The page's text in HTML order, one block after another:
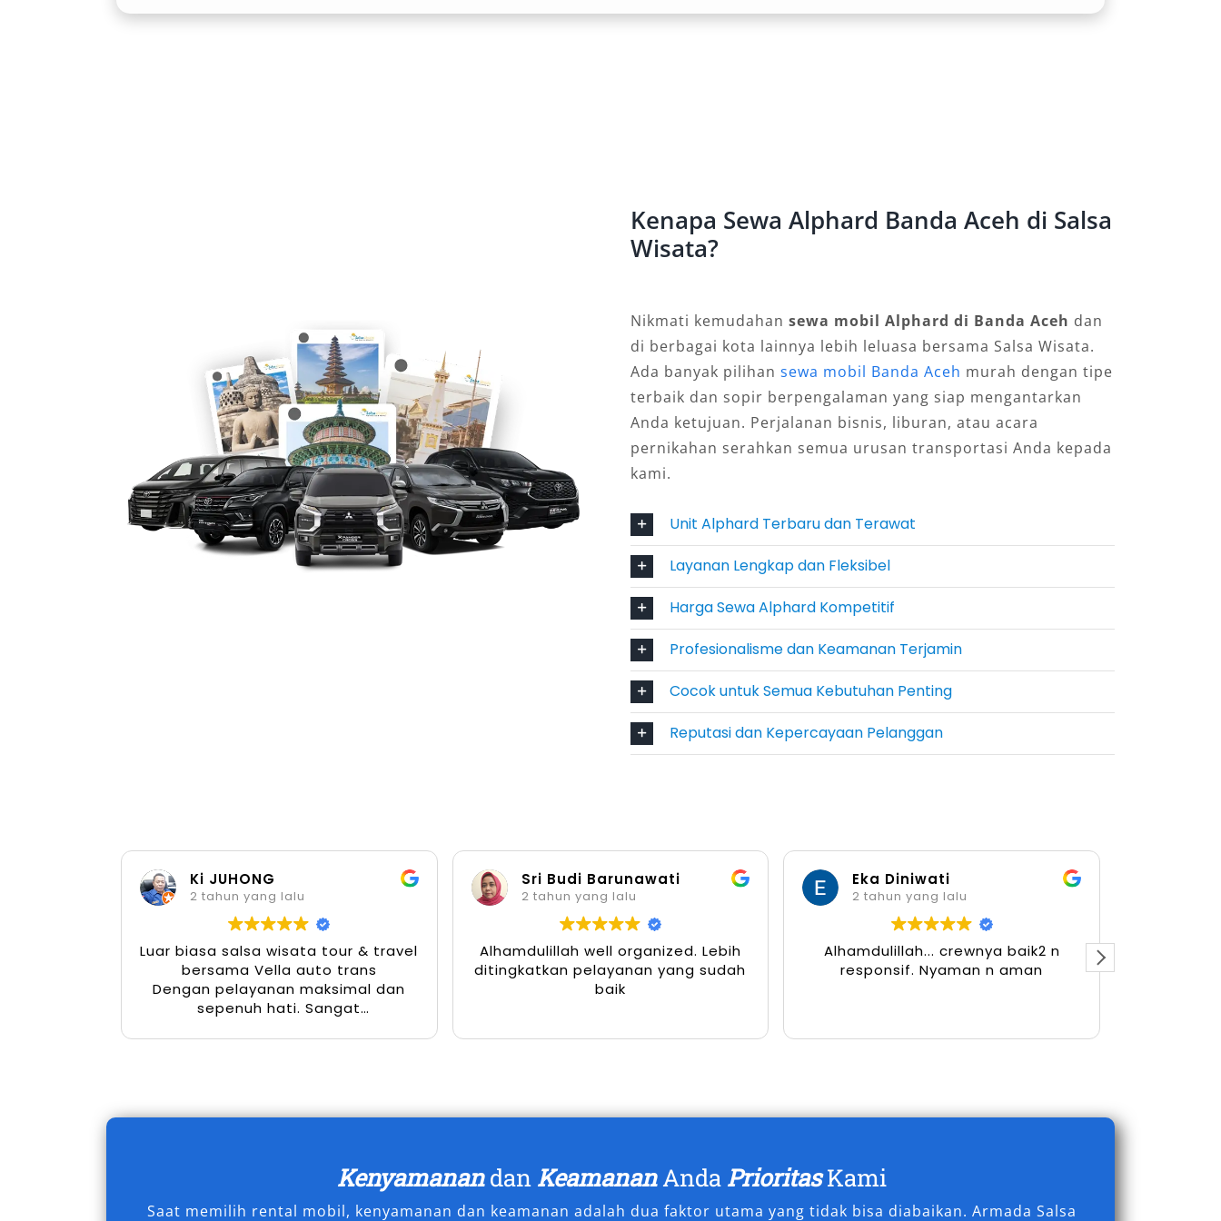
wisatawan yang memerlukan transportasi eksklusif untuk keperluan
hanya kendaraan biasa, tetapi bagian dari representasi citra diri. Oleh
karena itu, banyak pelaku bisnis maupun penyelenggara acara besar di
Banda Aceh memilih kendaraan ini sebagai sarana mobilitas tamu-tamu
4. Pilihan Layanan yang Variatif dan Efisien
Layanan sewa Alphard Banda Aceh saat ini tersedia dalam berbagai opsi:
harian, mingguan, bahkan bulanan, serta dengan sopir atau lepas kunci. Hal
ini memungkinkan pelanggan menyesuaikan kebutuhan secara fleksibel,
tanpa mengorbankan kualitas layanan. Fitur seperti layanan antar-jemput
ke hotel, bandara, maupun lokasi khusus juga memperkuat keunggulan
yang ditawarkan penyedia rental Alphard Banda Aceh terpercaya.
5. Performa Mesin Tangguh dan Aman untuk Jarak
Dengan mesin bertenaga dan sistem suspensi yang stabil, Alphard sangat
ideal untuk perjalanan lintas kota atau wisata ke destinasi alam di sekitar
Aceh, seperti Sabang, Takengon, atau Lamno. Keamanan pun jadi prioritas,
karena kendaraan ini dilengkapi berbagai fitur keselamatan aktif dan pasif,
sehingga penumpang merasa tenang selama perjalanan. Bagi mereka yang
ingin mengeksplorasi keindahan Aceh tanpa kompromi soal kenyamanan,
Mobilitas di kota Banda Aceh bisa sangat dinamis, terutama saat ada
agenda padat. Dengan rental Alphard Banda Aceh, pelanggan dapat
mengatur waktu secara optimal tanpa perlu khawatir soal parkir, arah jalan,
atau kondisi kendaraan. Apalagi jika menggunakan layanan dengan sopir
profesional, pengalaman berkendara menjadi lebih santai dan produktif—
baik untuk urusan pekerjaan maupun kunjungan pribadi.
yang sebanding dengan kebutuhan, nilai waktu, dan ekspektasi pelanggan.
Baik untuk keperluan wisata eksklusif, agenda bisnis, atau momen istimewa,
Kenapa Sewa Alphard Banda Aceh di Salsa
Wisata?
Nikmati kemudahansewa mobil Alphard di Banda Aceh dan
di berbagai kota lainnya lebih leluasa bersama Salsa Wisata.
Ada banyak pilihansewa mobil Banda Aceh murah dengan tipe
terbaik dan sopir berpengalaman yang siap mengantarkan
Anda ketujuan. Perjalanan bisnis, liburan, atau acara
pernikahan serahkan semua urusan transportasi Anda kepada
kami.
Unit Alphard Terbaru dan Terawat
Layanan Lengkap dan Fleksibel
Harga Sewa Alphard Kompetitif
Profesionalisme dan Keamanan Terjamin
Cocok untuk Semua Kebutuhan Penting
Reputasi dan Kepercayaan Pelanggan
Ki JUHONG
2 tahun yang lalu
Luar biasa salsa wisata tour & travel
bersama Vella auto trans
Dengan pelayanan maksimal dan
sepenuh hati. Sangat
Sri Budi Barunawati
2 tahun yang lalu
Alhamdulillah well organized. Lebih
ditingkatkan pelayanan yang sudah
baik
Eka Diniwati
2 tahun yang lalu
Alhamdulillah... crewnya baik2 n
responsif. Nyaman n aman
Kenyamanandan KeamananAnda PrioritasKami
Saat memilih rental mobil, kenyamanan dan keamanan adalah dua faktor utama yang tidak bisa diabaikan. Armada Salsa